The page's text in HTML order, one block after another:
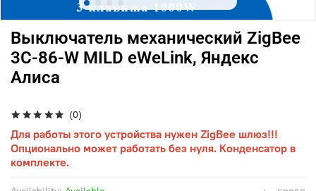
(0)
Выключатель механический ZigBee
3C-86-W MILD eWeLink, Яндекс
Алиса
Для работы этого устройства нужен ZigBee шлюз!!!
Опционально может работать без нуля. Конденсатор в
комплекте.